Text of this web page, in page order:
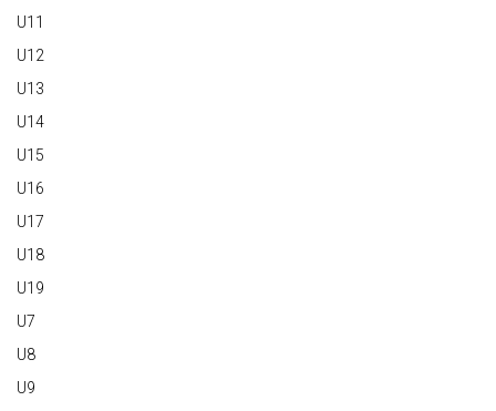
U11
U12
U13
U14
U15
U16
U17
U18
U19
U7
U8
U9